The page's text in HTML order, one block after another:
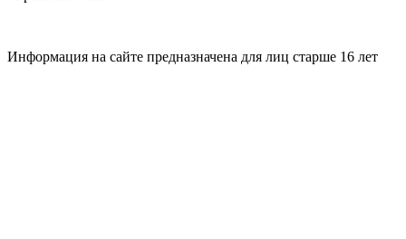
Информация на сайте предназначена для лиц старше 16 лет